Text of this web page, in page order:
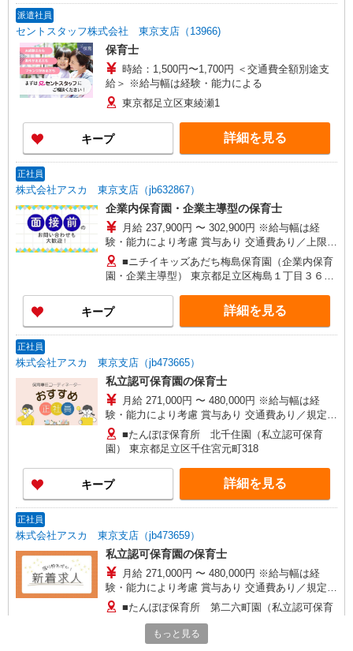
派遣社員
セントスタッフ株式会社 東京支店（13966)
保育士
時給：1,500円〜1,700円 ＜交通費全額別途支
給＞ ※給与幅は経験・能力による
東京都足立区東綾瀬1
キープ 詳細を見る
正社員
株式会社アスカ 東京支店（jb632867）
企業内保育園・企業主導型の保育士
月給 237,900円 〜 302,900円 ※給与幅は経
験・能力により考慮 賞与あり 交通費あり／上限
50000円 ◇経験加算あり
■ニチイキッズあだち梅島保育園（企業内保育
園・企業主導型） 東京都足立区梅島１丁目３６－
キープ 詳細を見る
正社員
株式会社アスカ 東京支店（jb473665）
私立認可保育園の保育士
月給 271,000円 〜 480,000円 ※給与幅は経
験・能力により考慮 賞与あり 交通費あり／規定内
（上限30000円） 〇新卒（初任給） ・専門・短大
卒： 271,000円 ・大学卒 ： 274,000円 ※
いずれも諸手当を含む／固定残業代なし ※ご経験
を考慮のうえ、最終的な給与を決定します 昇給：
年1回
■たんぽぽ保育所 北千住園（私立認可保育
園） 東京都足立区千住宮元町318
キープ 詳細を見る
正社員
株式会社アスカ 東京支店（jb473659）
私立認可保育園の保育士
月給 271,000円 〜 480,000円 ※給与幅は経
験・能力により考慮 賞与あり 交通費あり／規定内
支給（上限月3万円まで） 〇新卒（初任給） ・専
門・短大卒： 271,000円 ・大学卒 ：
274,000円 ※いずれも諸手当を含む／固定残業代
なし ※ご経験を考慮のうえ、最終的な給与を決定
■たんぽぽ保育所 第二六町園（私立認可保育
園） 東京都足立区六町２丁目７－３２
もっと見る